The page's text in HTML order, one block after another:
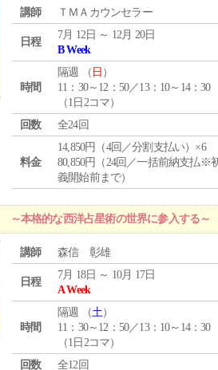
講師 ＴＭＡカウンセラー
日程
7月 12日 ～ 12月 20日
B Week
時間
隔週 （ 日 ）
11：30～12：50／13：10～14：30
（1日2コマ）
回数
全24回
料金
14,850円（4回／分割支払い）×6
80,850円（24回／一括前納支払※
義開始前まで）
～本格的な西洋占星術の世界に参入する～
講師 森信 彰雄
日程
7月 18日 ～ 10月 17日
A Week
時間
隔週 （土）
11：30～12：50／13：10～14：30
（1日2コマ）
回数
全12回